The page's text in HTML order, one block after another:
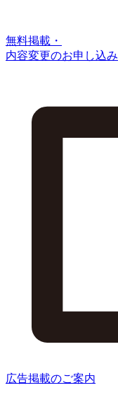
無料掲載・
内容変更のお申し込み
広告掲載のご案内